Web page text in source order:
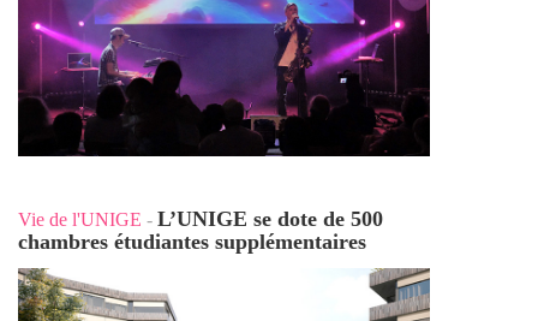
Vie de l'UNIGE - L’UNIGE se dote de 500
chambres étudiantes supplémentaires